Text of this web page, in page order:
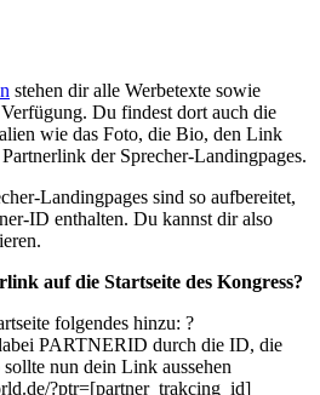
stehen dir alle Werbetexte sowie
Du findest dort auch die
wie das Foto, die Bio, den Link
der Sprecher-Landingpages.
Landingpages sind so aufbereitet,
ID enthalten. Du kannst dir also
auf die Startseite des Kongress?
folgendes hinzu: ?
PARTNERID durch die ID, die
nun dein Link aussehen
?ptr=[partner_trakcing_id]